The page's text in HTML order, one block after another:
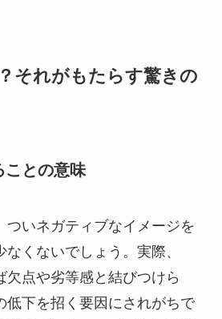
それがもたらす驚きの
ことの意味
ついネガティブなイメージを
くないでしょう。実際、
欠点や劣等感と結びつけら
低下を招く要因にされがちで